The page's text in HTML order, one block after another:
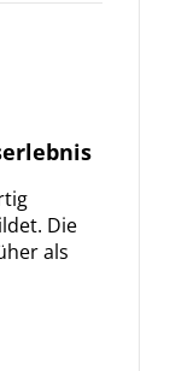
Die
als